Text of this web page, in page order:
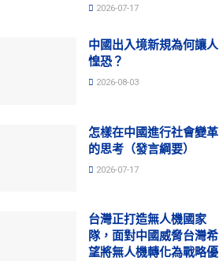
2026-07-17
中國出入境新規為何讓人
惶恐？
2026-08-03
怎樣在中國進行社會變革
的思考（發言綱要）
2026-07-17
台灣正打造無人機國家
隊，面對中國威脅台灣希
望將無人機轉化為戰略優